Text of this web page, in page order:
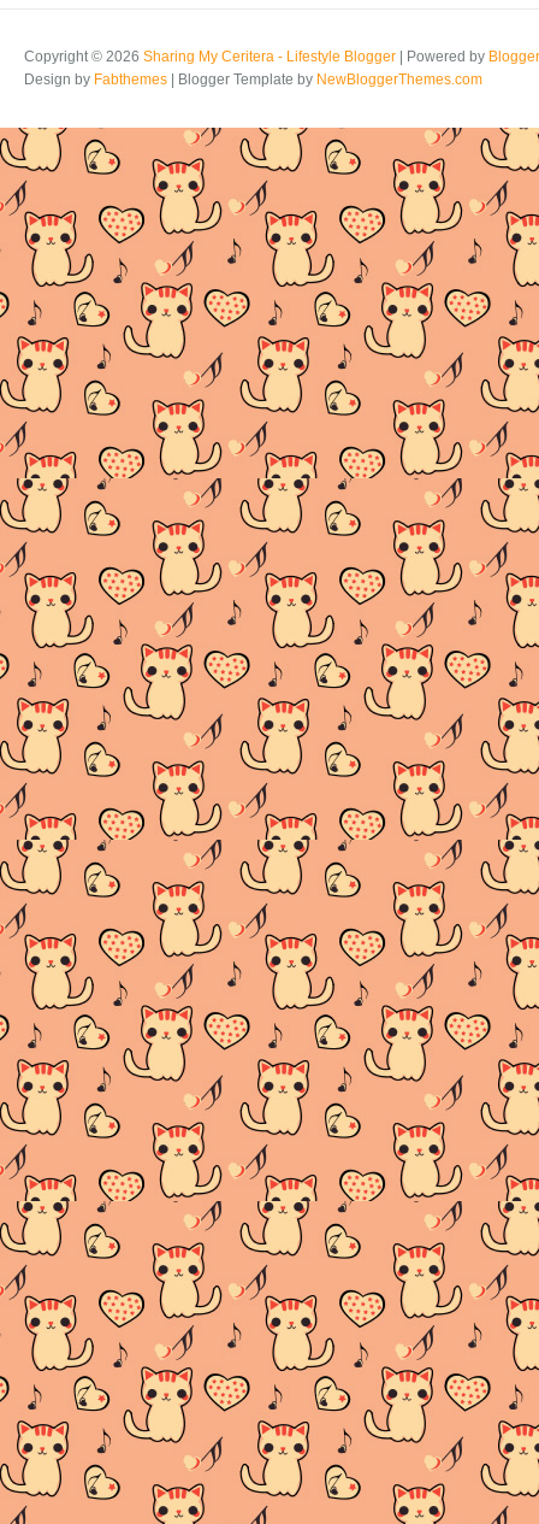
Copyright © 2026 Sharing My Ceritera - Lifestyle Blogger | Powered by Blogger
Design by Fabthemes | Blogger Template by NewBloggerThemes.com